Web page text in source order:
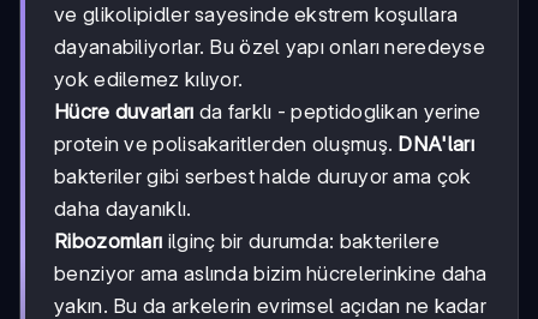
ve glikolipidler sayesinde ekstrem koşullara
dayanabiliyorlar. Bu özel yapı onları neredeyse
yok edilemez kılıyor.
Hücre duvarları da farklı - peptidoglikan yerine
protein ve polisakaritlerden oluşmuş. DNA'ları
bakteriler gibi serbest halde duruyor ama çok
daha dayanıklı.
Ribozomları ilginç bir durumda: bakterilere
benziyor ama aslında bizim hücrelerinkine daha
yakın. Bu da arkelerin evrimsel açıdan ne kadar